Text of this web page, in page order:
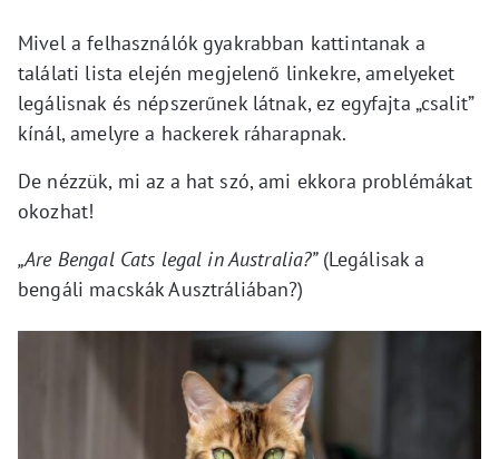
Mivel a felhasználók gyakrabban kattintanak a
találati lista elején megjelenő linkekre, amelyeket
legálisnak és népszerűnek látnak, ez egyfajta „csalit”
kínál, amelyre a hackerek ráharapnak.
De nézzük, mi az a hat szó, ami ekkora problémákat
okozhat!
„Are Bengal Cats legal in Australia?” (Legálisak a
bengáli macskák Ausztráliában?)